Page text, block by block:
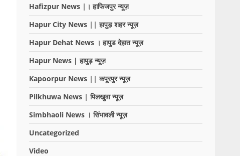
Hafizpur News |। हाफिजपुर न्यूज़
Hapur City News || हापुड़ शहर न्यूज़
Hapur Dehat News । हापुड देहात न्यूज़
Hapur News | हापुड़ न्यूज़
Kapoorpur News || कपूरपुर न्यूज़
Pilkhuwa News | पिलखुवा न्यूज़
Simbhaoli News । सिंभावली न्यूज़
Uncategorized
Video